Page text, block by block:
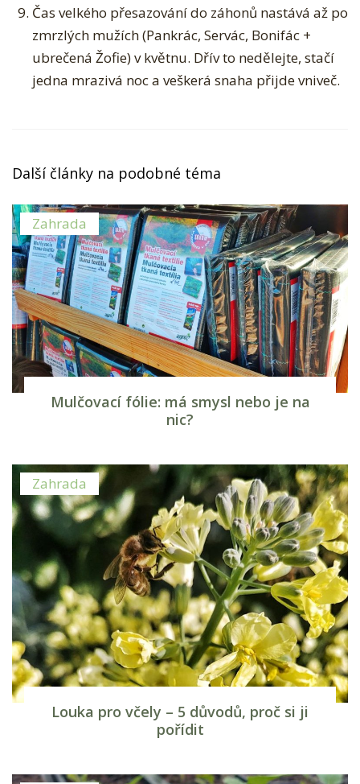
Čas velkého přesazování do záhonů nastává až po
zmrzlých mužích (Pankrác, Servác, Bonifác +
ubrečená Žofie) v květnu. Dřív to nedělejte, stačí
jedna mrazivá noc a veškerá snaha přijde vniveč.
Další články na podobné téma
Zahrada
Mulčovací fólie: má smysl nebo je na
nic?
Zahrada
Louka pro včely – 5 důvodů, proč si ji
pořídit